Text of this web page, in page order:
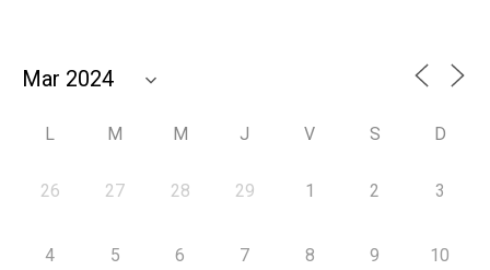
L M M J V S D
26 27 28 29 1 2 3
4 5 6 7 8 9 10